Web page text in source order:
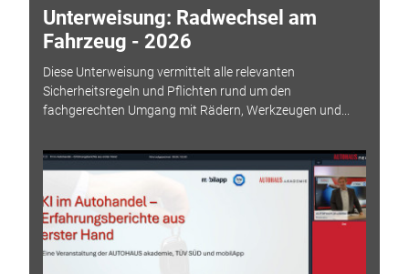
Unterweisung: Radwechsel am
Fahrzeug - 2026
Diese Unterweisung vermittelt alle relevanten
Sicherheitsregeln und Pflichten rund um den
fachgerechten Umgang mit Rädern, Werkzeugen und...